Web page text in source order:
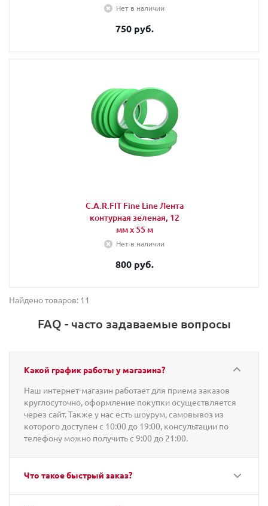
Нет в наличии
750 руб.
C.A.R.FIT Fine Line Лента
контурная зеленая, 12
мм х 55 м
Нет в наличии
800 руб.
Найдено товаров: 11
FAQ - часто задаваемые вопросы
Какой график работы у магазина?
Наш интернет-магазин работает для приема заказов
круглосуточно, оформление покупки осуществляется
через сайт. Также у нас есть шоурум, самовывоз из
которого доступен с 10:00 до 19:00, консультации по
телефону можно получить с 9:00 до 21:00.
Что такое быстрый заказ?